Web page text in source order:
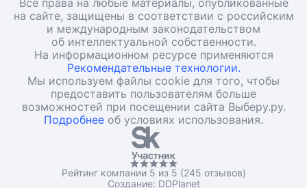
Все права на любые материалы, опубликованные
на сайте, защищены в соответствии с российским
и международным законодательством
об интеллектуальной собственности.
На информационном ресурсе применяются
Рекомендательные технологии.
Мы используем файлы cookie для того, чтобы
предоставить пользователям больше
возможностей при посещении сайта Выберу.ру.
Подробнее об условиях использования.
Рейтинг компании 5 из 5 (245 отзывов)
Создание: DDPlanet